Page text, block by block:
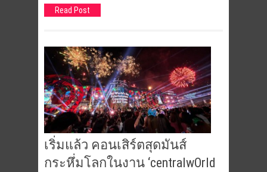
Read Post
เริ่มแล้ว คอนเสิร์ตสุดมันส์
กระหึ่มโลกในงาน ‘centralwOrld